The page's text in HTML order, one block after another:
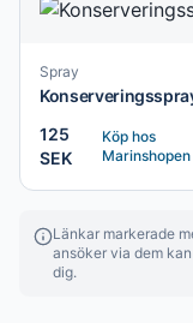
Spray
125
SEK
Köp hos
Marinshopen
Länkar markerade
ansöker via dem
dig.